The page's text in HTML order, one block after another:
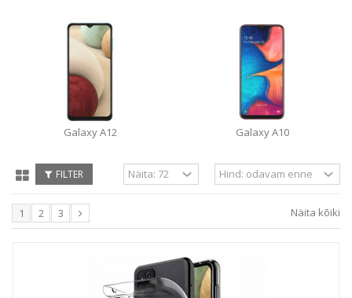
Galaxy A12 Galaxy A10
FILTER
Näita kõiki
1 2 3